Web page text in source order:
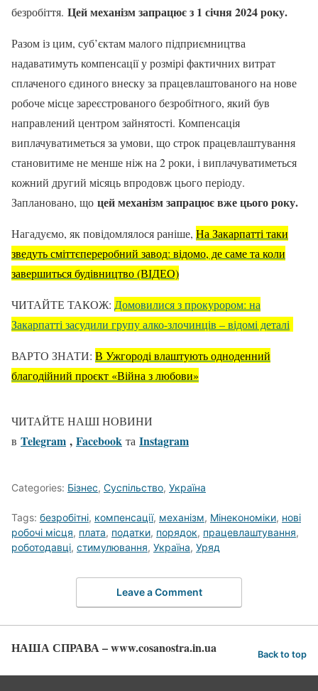
безробіття. Цей механізм запрацює з 1 січня 2024 року.
Разом із цим, суб’єктам малого підприємництва
надаватимуть компенсації у розмірі фактичних витрат
сплаченого єдиного внеску за працевлаштованого на нове
робоче місце зареєстрованого безробітного, який був
направлений центром зайнятості. Компенсація
виплачуватиметься за умови, що строк працевлаштування
становитиме не менше ніж на 2 роки, і виплачуватиметься
кожний другий місяць впродовж цього періоду.
Заплановано, що цей механізм запрацює вже цього року.
Нагадуємо, як повідомлялося раніше, На Закарпатті таки
зведуть сміттєпереробний завод: відомо, де саме та коли
завершиться будівництво (ВІДЕО)
ЧИТАЙТЕ ТАКОЖ: Домовилися з прокурором: на
Закарпатті засудили групу алко-злочинців – відомі деталі
ВАРТО ЗНАТИ: В Ужгороді влаштують одноденний
благодійний проєкт «Війна з любови»
ЧИТАЙТЕ НАШІ НОВИНИ
в Telegram , Facebook та Іnstagram
Categories: Бізнес, Суспільство, Україна
Tags: безробітні, компенсації, механізм, Мінекономіки, нові
робочі місця, плата, податки, порядок, працевлаштування,
роботодавці, стимулювання, Україна, Уряд
Leave a Comment
НАША СПРАВА – www.cosanostra.in.ua Back to top